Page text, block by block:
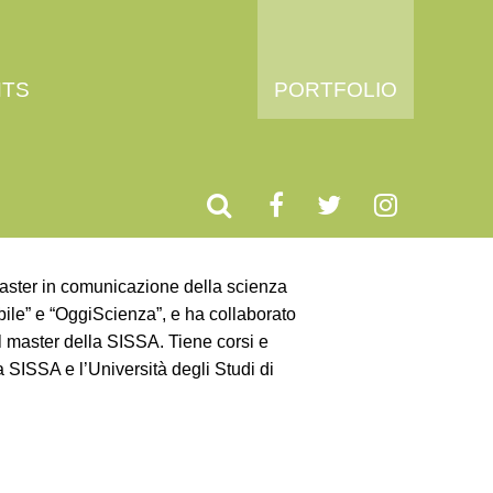
PORTFOLIO
in comunicazione della scienza
e “OggiScienza”, e ha collaborato
della SISSA. Tiene corsi e
e l’Università degli Studi di